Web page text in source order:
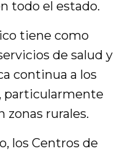
todo el estado.
tiene como
de salud y
continua a los
particularmente
zonas rurales.
los Centros de